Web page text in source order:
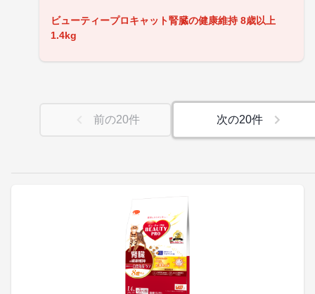
ビューティープロキャット腎臓の健康維持 8歳以上
1.4kg
前の20件 次の20件